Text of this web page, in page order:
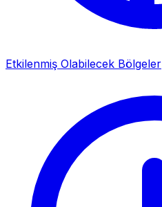
Etkilenmiş Olabilecek Bölgeler